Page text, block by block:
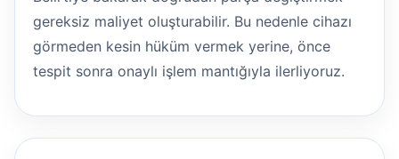
gereksiz maliyet oluşturabilir. Bu nedenle cihazı
görmeden kesin hüküm vermek yerine, önce
tespit sonra onaylı işlem mantığıyla ilerliyoruz.